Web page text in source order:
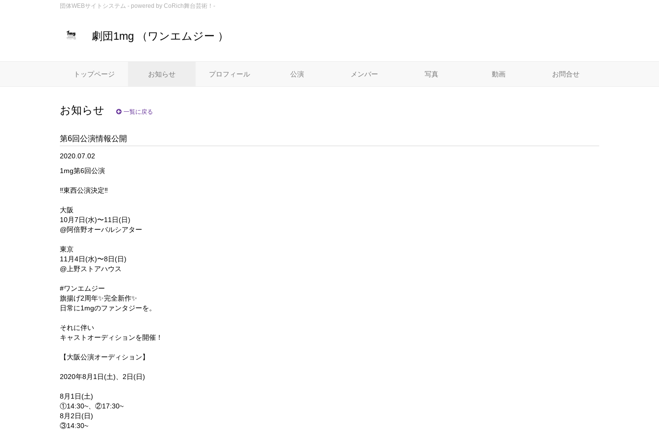
団体WEBサイトシステム - powered by CoRich舞台芸術！-
劇団1mg （ワンエムジー ）
トップページ お知らせ プロフィール 公演 メンバー 写真 動画 お問合せ
お知らせ 一覧に戻る
第6回公演情報公開
2020.07.02
1mg第6回公演‬
‼️東西公演決定‼️
‪大阪‬
‪10月7日(水)〜11日(日)‬
‪@阿倍野オーバルシアター‬
‪東京‬
‪11月4日(水)〜8日(日)‬
‪@上野ストアハウス‬
‪#ワンエムジー‬
‪旗揚げ2周年✨完全新作✨
日常に1mgのファンタジーを。‬
‪それに伴い‬
‪キャストオーディションを開催！‬
【大阪公演オーディション】
2020年8月1日(土)、2日(日)
8月1日(土)
①14:30~、②17:30~
8月2日(日)
③14:30~